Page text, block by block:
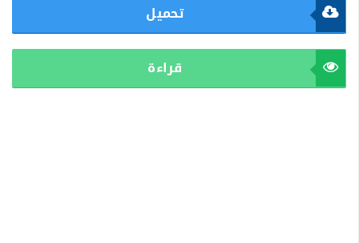
تحميل
قراءة